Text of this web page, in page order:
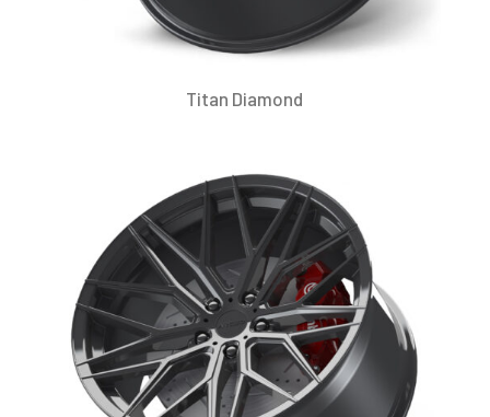
Titan Diamond